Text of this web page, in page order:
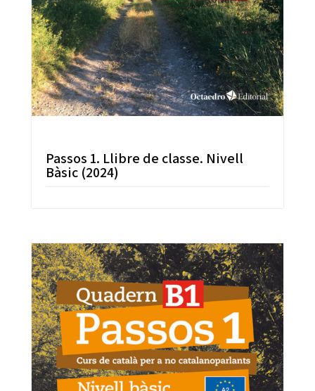
Passos 1. Llibre de classe. Nivell
Bàsic (2024)